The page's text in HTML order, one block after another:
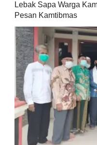
Lebak Sapa Warga
Pesan Kamtibmas